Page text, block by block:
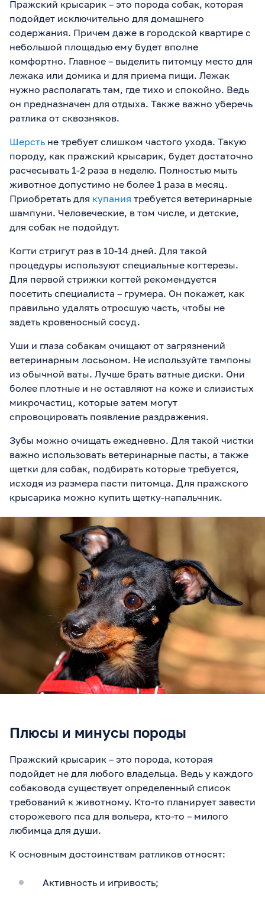
Пражский крысарик – это порода собак, которая
подойдет исключительно для домашнего
содержания. Причем даже в городской квартире с
небольшой площадью ему будет вполне
комфортно. Главное – выделить питомцу место для
лежака или домика и для приема пищи. Лежак
нужно располагать там, где тихо и спокойно. Ведь
он предназначен для отдыха. Также важно уберечь
ратлика от сквозняков.
Шерсть не требует слишком частого ухода. Такую
породу, как пражский крысарик, будет достаточно
расчесывать 1-2 раза в неделю. Полностью мыть
животное допустимо не более 1 раза в месяц.
Приобретать для купания требуется ветеринарные
шампуни. Человеческие, в том числе, и детские,
для собак не подойдут.
Когти стригут раз в 10-14 дней. Для такой
процедуры используют специальные когтерезы.
Для первой стрижки когтей рекомендуется
посетить специалиста – грумера. Он покажет, как
правильно удалять отросшую часть, чтобы не
задеть кровеносный сосуд.
Уши и глаза собакам очищают от загрязнений
ветеринарным лосьоном. Не используйте тампоны
из обычной ваты. Лучше брать ватные диски. Они
более плотные и не оставляют на коже и слизистых
микрочастиц, которые затем могут
спровоцировать появление раздражения.
Зубы можно очищать ежедневно. Для такой чистки
важно использовать ветеринарные пасты, а также
щетки для собак, подбирать которые требуется,
исходя из размера пасти питомца. Для пражского
крысарика можно купить щетку-напальчник.
Плюсы и минусы породы
Пражский крысарик – это порода, которая
подойдет не для любого владельца. Ведь у каждого
собаковода существует определенный список
требований к животному. Кто-то планирует завести
сторожевого пса для вольера, кто-то – милого
любимца для души.
К основным достоинствам ратликов относят:
Активность и игривость;